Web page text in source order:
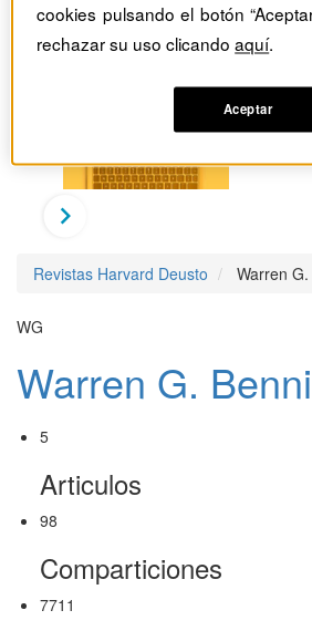
Revistas Harvard Deusto Warren
WG
Warren G.
5
Articulos
98
Comparticiones
7711
cookies pulsando el botón
rechazar su uso clicandoaquí.
Aceptar